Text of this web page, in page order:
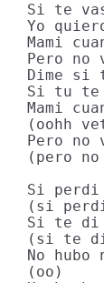
Si te
Yo
Mami
Pero no
Dime si
Si tu te
Mami
(oohh
Pero no
(pero
Si perdi
(si
Si te di
(si te
No hubo
(oo)